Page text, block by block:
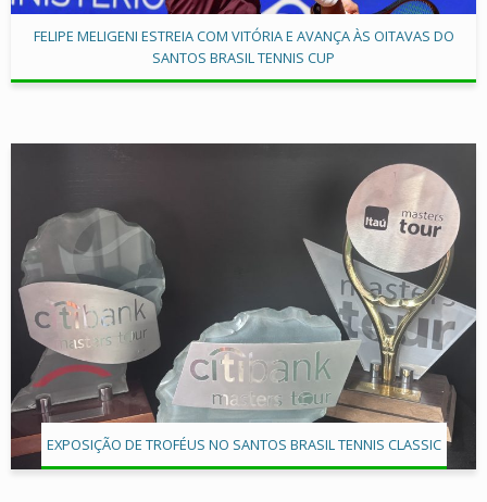
FELIPE MELIGENI ESTREIA COM VITÓRIA E AVANÇA ÀS OITAVAS DO
SANTOS BRASIL TENNIS CUP
EXPOSIÇÃO DE TROFÉUS NO SANTOS BRASIL TENNIS CLASSIC